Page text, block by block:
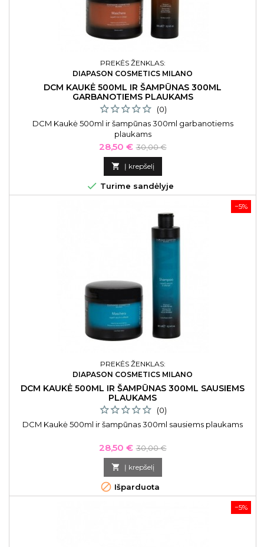
PREKĖS ŽENKLAS:
DIAPASON COSMETICS MILANO
DCM KAUKĖ 500ML IR ŠAMPŪNAS 300ML
GARBANOTIEMS PLAUKAMS
(0)
DCM Kaukė 500ml ir šampūnas 300ml garbanotiems
plaukams
Kaina
28,50 € Bazinė
kaina
30,00 €
 Į krepšelį
 Turime sandėlyje
−5%
PREKĖS ŽENKLAS:
DIAPASON COSMETICS MILANO
DCM KAUKĖ 500ML IR ŠAMPŪNAS 300ML SAUSIEMS
PLAUKAMS
(0)
DCM Kaukė 500ml ir šampūnas 300ml sausiems plaukams
Kaina
28,50 € Bazinė
kaina
30,00 €
 Į krepšelį
 Išparduota
−5%